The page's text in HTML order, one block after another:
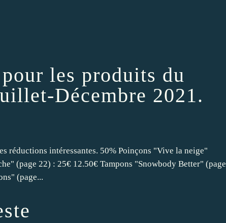
les produits du
Décembre 2021.
réductions intéressantes. 50% Poinçons "Vive la neige"
(page 22) : 25€ 12.50€ Tampons "Snowbody Better" (page
(page...